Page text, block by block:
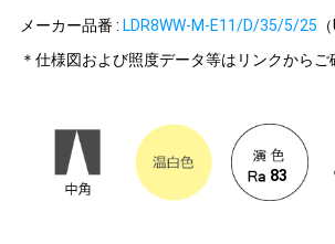
メーカー品番 : LDR8WW-M-E11/D/35/5/25
＊仕様図および照度データ等はリンクからご
83